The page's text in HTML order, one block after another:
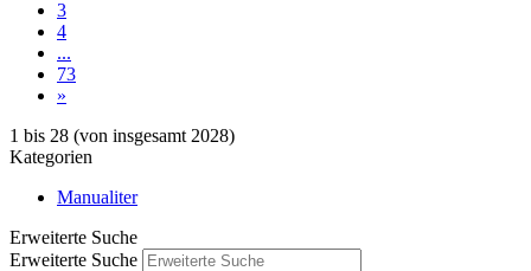
3
4
...
73
»
1 bis 28 (von insgesamt 2028)
Kategorien
Manualiter
Erweiterte Suche
Erweiterte Suche